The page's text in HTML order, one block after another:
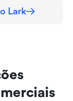
Lark